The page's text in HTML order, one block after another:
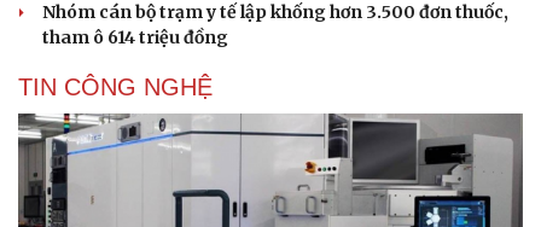
Nhóm cán bộ trạm y tế lập khống hơn 3.500 đơn thuốc,
tham ô 614 triệu đồng
TIN CÔNG NGHỆ